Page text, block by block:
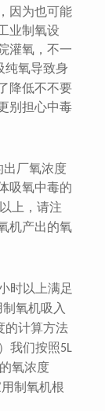
因为也可能
业制氧设
灌氧，不一
纯氧导致身
降低不不要
别担心中毒
出厂氧浓度
吸氧中毒的
以上，请注
机产出的氧
时以上满足
氧机吸入
的计算方法
我们按照5L
氧浓度
用制氧机根